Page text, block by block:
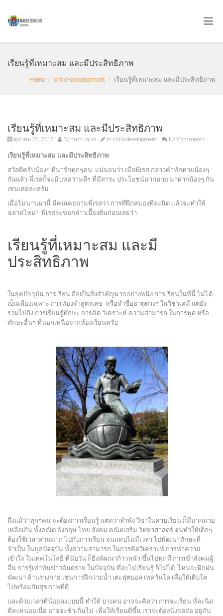
เรียนรู้ที่เหมาะสม และมีประสิทธิภาพ
Home child-development เรียนรู้ที่เหมาะสม และมีประสิทธิภาพ
เรียนรู้ที่เหมาะสม และมีประสิทธิภาพ
ตุลาคม 22, 2017 By num raise In child-development No Comments
เรียนรู้ที่เหมาะสม และมีประสิทธิภาพ
สวัสดีครับน้องๆ ที่น่ารักทุกๆคน แน่นอนว่า เมื่อพี่เรส กล่าวคำทักทายน้องๆ
กันแล้ว พี่เรสก็จะมีบทความดีๆ ที่มีสาระ ประโยชน์มากมาย มาฝากน้องๆ กัน
เช่นเคยล่ะครับ
เมื่อไม่นานมานี้ มีคนเคยถามพี่เรสว่า การที่ฝึกสมองทีละนิด แล้วจะทำให้
ฉลาดไหม? พี่เรสจะขอกล่าวเบื้องต้นก่อนเลยว่า
เรียนรู้ที่เหมาะสม และมี
ประสิทธิภาพ
ในยุคปัจจุบัน การเรียน ถือเป็นสิ่งสำคัญมากอย่างหนึ่ง การเรียนในที่นี้ ไม่ได้
เป็นเพียงเฉพาะ การท่องจำสูตรเลข หรือจำชื่อธาตุต่างๆ ในวิชาเคมี แต่ยัง
รวมไปถึง การเรียนรู้ทักษะ การคิด วิเคราะห์ ความสามารถ ในการพูด หรือ
ทักษะอื่นๆ ที่นอกเหนือจากห้องเรียนครับ
ถึงแม้ว่าทุกๆคน จะต้องการเรียนรู้ แต่ทว่าลำพัง วิชาในคาบเรียน ก็มีมากมาย
เหลือเกิน ทั้งคณิต อังกฤษ ไทย สังคม คณิตเสริม วิทยาศาสตร์ จนทำให้เด็กๆ
ต้องใช้เวลาส่วนมาก ไปกับการเรียน จนแทบไม่มีเวลา ไปพัฒนาทักษะที่
จำเป็น ในยุคปัจจุบัน ทั้งความสามารถ ในการคิดวิเคราะห์ การทำความ
เข้าใจ ในเทคโนโลยี ที่นับวัน ก็ยิ่งพัฒนาก้าวหน้า ขึ้นไปทุกที การเข้าสังคมผู้
อื่น การรู้เท่าทันข่าวอันตราย ในปัจจุบัน ที่จะไม่เรียนรู้ ก็ไม่ได้ ไหนจะฝึกฝน
พัฒนา ด้านร่างกาย เช่นการฝึกว่ายน้ำ เตะฟุตบอล เทควันโด เพื่อให้เติบโต
ไปพร้อมกับสุขภาพที่ดี
และด้วยเวลาที่น้อยลงแบบนี้ ทำให้ บางคน อาจจะคิดว่า การจะเรียน ทีละนิด
ทีละหน่อยเนี่ย อาจจะช้าเกินไป เพื่อให้เรียนดีขึ้น เราจะต้องนั่งจดจ่อ อยู่กับ